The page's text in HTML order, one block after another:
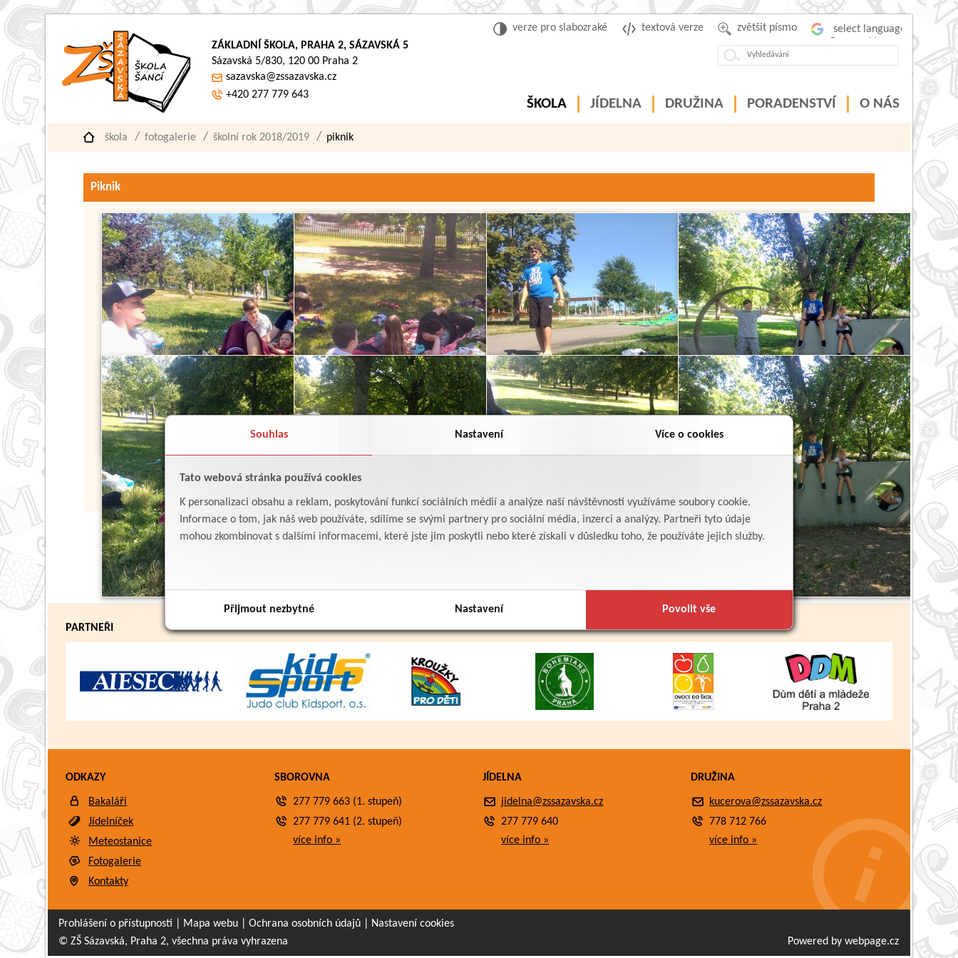
Souhlas Nastavení Více o cookies
Tato webová stránka používá cookies
K personalizaci obsahu a reklam, poskytování funkcí sociálních médií a analýze naší návštěvnosti využíváme soubory cookie.
Informace o tom, jak náš web používáte, sdílíme se svými partnery pro sociální média, inzerci a analýzy. Partneři tyto údaje
mohou zkombinovat s dalšími informacemi, které jste jim poskytli nebo které získali v důsledku toho, že používáte jejich služby.
Přijmout nezbytné Nastavení Povolit vše
zvětšit písmo
textová verze
verze pro slabozraké
ZÁKLADNÍ ŠKOLA, PRAHA 2, SÁZAVSKÁ 5
Sázavská 5/830, 120 00 Praha 2
sazavska@zssazavska.cz
+420 277 779 643
ŠKOLA JÍDELNA DRUŽINA PORADENSTVÍ O NÁS
škola fotogalerie školní rok 2018/2019 piknik
Piknik
Zpět
PARTNEŘI
ODKAZY
Bakaláři
Jídelníček
Meteostanice
Fotogalerie
Kontakty
SBOROVNA
277 779 663 (1. stupeň)
277 779 641 (2. stupeň)
více info »
JÍDELNA
jidelna@zssazavska.cz
277 779 640
více info »
DRUŽINA
kucerova@zssazavska.cz
778 712 766
více info »
Prohlášení o přístupnosti Mapa webu |Ochrana osobních údajů
Nastavení cookies
© ZŠ Sázavská, Praha 2, všechna práva vyhrazena
Powered by webpage.cz